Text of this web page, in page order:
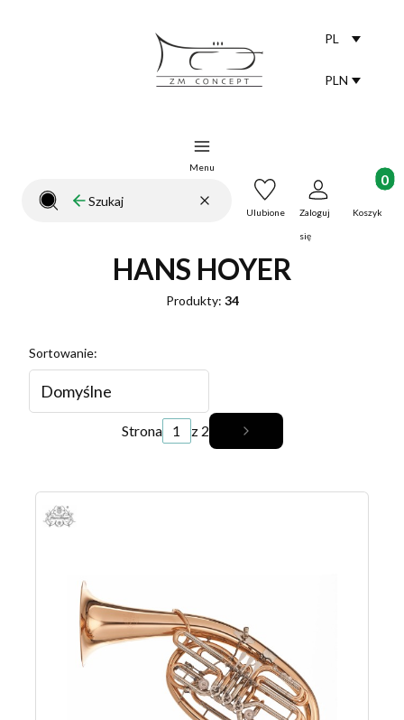
PL
PLN
Menu
Zamknij wyszukiwarkęWyczyść
Szukaj Ulubione Zaloguj
się
Koszyk
HANS HOYER
Produkty: 34
Lista produktów
Sortowanie:
Domyślne
Strona z 2
Następne produkty